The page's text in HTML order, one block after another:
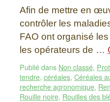
Afin de mettre en
contrôler les
FAO ont organisé
les opérateurs de …
Publié dans Non classé,
tendre, céréales, Céréales
recherche agronomique,
Rouille noire, Rouilles des